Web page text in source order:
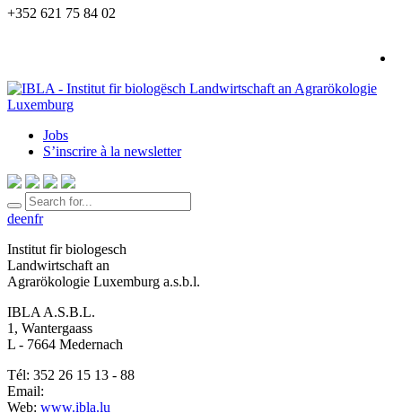
+352 621 75 84 02
Jobs
S’inscrire à la newsletter
deenfr
Institut fir biologesch
Landwirtschaft an
Agrarökologie Luxemburg a.s.b.l.
IBLA A.S.B.L.
1, Wantergaass
L - 7664 Medernach
Tél: 352 26 15 13 - 88
Email:
Web: www.ibla.lu